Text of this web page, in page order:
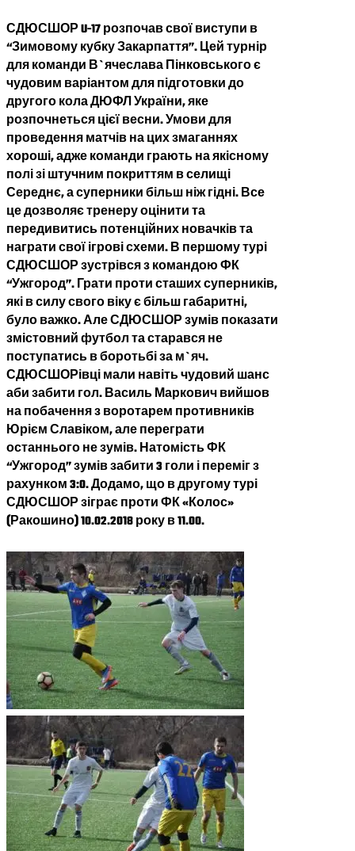
СДЮСШОР U-17 розпочав свої виступи в
“Зимовому кубку Закарпаття”. Цей турнір
для команди В`ячеслава Пінковського є
чудовим варіантом для підготовки до
другого кола ДЮФЛ України, яке
розпочнеться цієї весни. Умови для
проведення матчів на цих змаганнях
хороші, адже команди грають на якісному
полі зі штучним покриттям в селищі
Середнє, а суперники більш ніж гідні. Все
це дозволяє тренеру оцінити та
передивитись потенційних новачків та
награти свої ігрові схеми. В першому турі
СДЮСШОР зустрівся з командою ФК
“Ужгород”. Грати проти сташих суперників,
які в силу свого віку є більш габаритні,
було важко. Але СДЮСШОР зумів показати
змістовний футбол та старався не
поступатись в боротьбі за м`яч.
СДЮСШОРівці мали навіть чудовий шанс
аби забити гол. Василь Маркович вийшов
на побачення з воротарем противників
Юрієм Славіком, але переграти
останнього не зумів. Натомість ФК
“Ужгород” зумів забити 3 голи і переміг з
рахунком 3:0. Додамо, що в другому турі
СДЮСШОР зіграє проти ФК «Колос»
(Ракошино) 10.02.2018 року в 11.00.